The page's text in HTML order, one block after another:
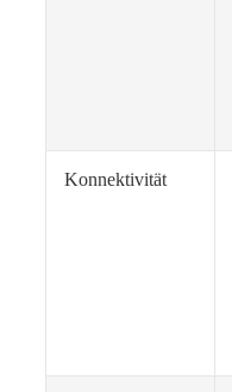
Konnektivität